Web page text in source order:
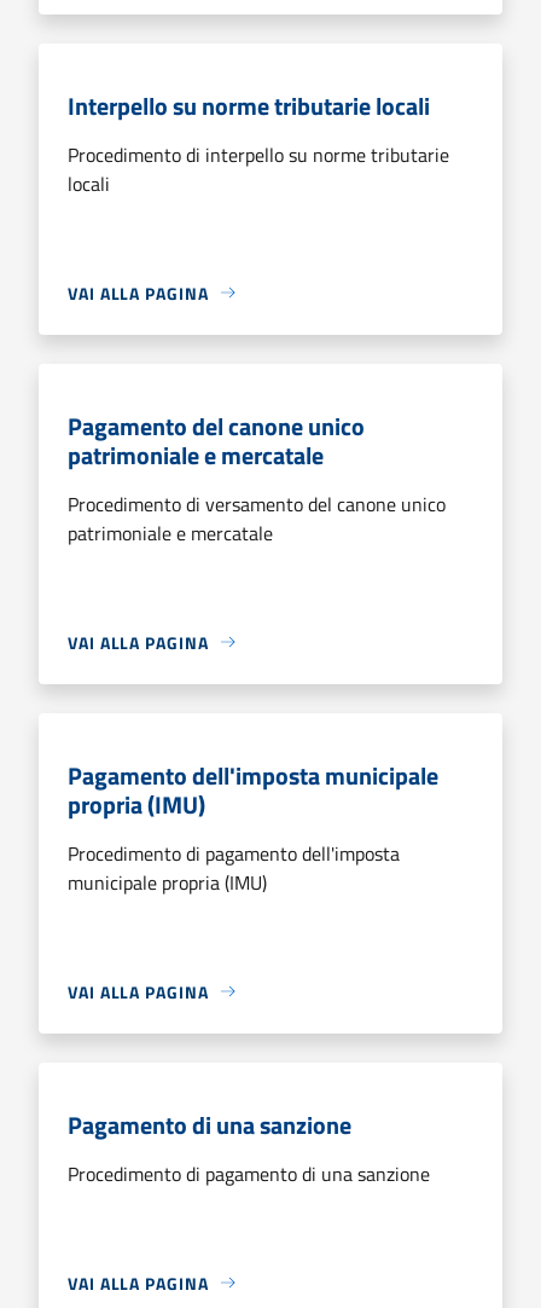
Interpello su norme tributarie locali
Procedimento di interpello su norme tributarie
locali
VAI ALLA PAGINA
Pagamento del canone unico
patrimoniale e mercatale
Procedimento di versamento del canone unico
patrimoniale e mercatale
VAI ALLA PAGINA
Pagamento dell'imposta municipale
propria (IMU)
Procedimento di pagamento dell'imposta
municipale propria (IMU)
VAI ALLA PAGINA
Pagamento di una sanzione
Procedimento di pagamento di una sanzione
VAI ALLA PAGINA